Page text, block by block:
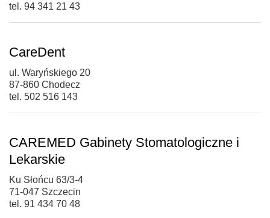
tel. 94 341 21 43
CareDent
ul. Waryńskiego 20
87-860 Chodecz
tel. 502 516 143
CAREMED Gabinety Stomatologiczne i
Lekarskie
Ku Słońcu 63/3-4
71-047 Szczecin
tel. 91 434 70 48